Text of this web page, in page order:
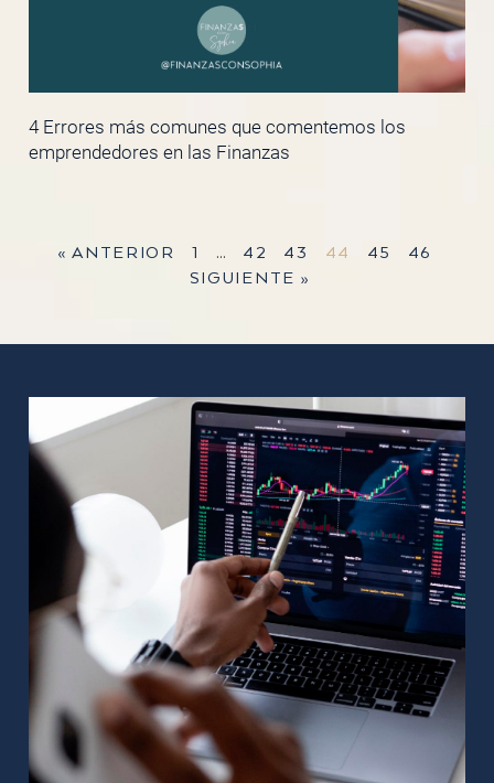
4 Errores más comunes que comentemos los
emprendedores en las Finanzas
« ANTERIOR 1 … 42 43 44 45
46
SIGUIENTE »